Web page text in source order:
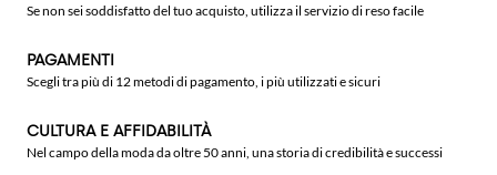
Se non sei soddisfatto del tuo acquisto, utilizza il servizio di reso facile
PAGAMENTI
Scegli tra più di 12 metodi di pagamento, i più utilizzati e sicuri
CULTURA E AFFIDABILITÀ
Nel campo della moda da oltre 50 anni, una storia di credibilità e successi